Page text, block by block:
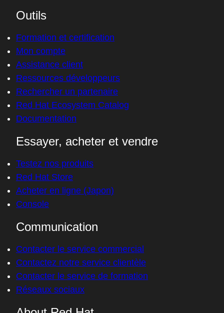
Outils
Formation et certification
Mon compte
Assistance client
Ressources développeurs
Rechercher un partenaire
Red Hat Ecosystem Catalog
Documentation
Essayer, acheter et vendre
Testez nos produits
Red Hat Store
Acheter en ligne (Japon)
Console
Communication
Contacter le service commercial
Contactez notre service clientèle
Contacter le service de formation
Réseaux sociaux